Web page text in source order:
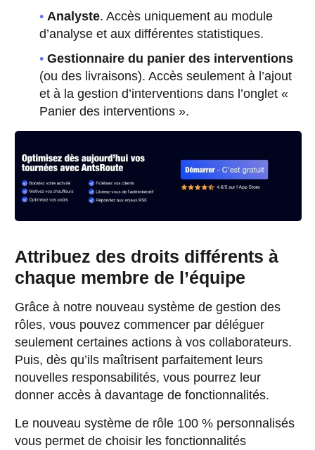
Analyste. Accès uniquement au module
d’analyse et aux différentes statistiques.
Gestionnaire du panier des interventions
(ou des livraisons). Accès seulement à l’ajout
et à la gestion d’interventions dans l’onglet «
Panier des interventions ».
Attribuez des droits différents à
chaque membre de l’équipe
Grâce à notre nouveau système de gestion des
rôles, vous pouvez commencer par déléguer
seulement certaines actions à vos collaborateurs.
Puis, dès qu’ils maîtrisent parfaitement leurs
nouvelles responsabilités, vous pourrez leur
donner accès à davantage de fonctionnalités.
Le nouveau système de rôle 100 % personnalisés
vous permet de choisir les fonctionnalités